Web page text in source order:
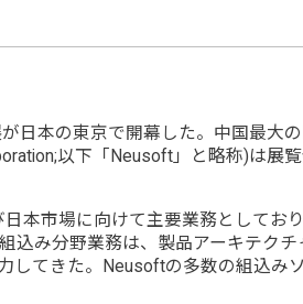
日本の東京で開幕した。中国最大
以下「Neusoft」と略称)は展
本市場に向けて主要業務として
み分野業務は、製品アーキテク
てきた。Neusoftの多数の組込